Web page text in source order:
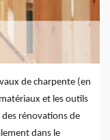
de charpente (en
et les outils
rénovations de
dans le